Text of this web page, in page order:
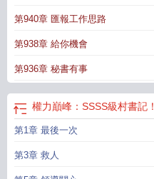
第940章 匯報工作思路
第938章 給你機會
第936章 秘書有事
權力巔峰：SSSS級村書記！
第1章 最後一次
第3章 救人